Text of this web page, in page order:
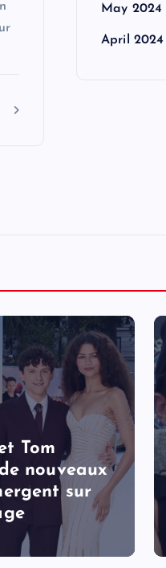
May 2024
April 2024
Tom
nouveaux
sur